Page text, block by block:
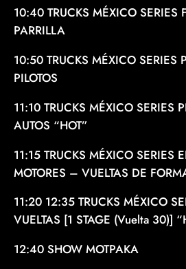
10:40 TRUCKS MÉXICO SERIES
PARRILLA
10:50 TRUCKS MÉXICO SERIES
PILOTOS
11:10 TRUCKS MÉXICO SERIES
AUTOS “HOT”
11:15 TRUCKS MÉXICO SERIES
MOTORES – VUELTAS DE
11:20 12:35 TRUCKS MÉXICO
VUELTAS [1 STAGE (Vuelta 30)]
12:40 SHOW MOTPAKA